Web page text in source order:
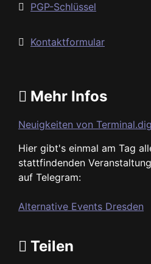
PGP-Schlüssel
Kontaktformular
Mehr Infos
Neuigkeiten von
Hier gibt's einmal am Tag
stattfindenden
auf Telegram:
Alternative Events Dresden
Teilen